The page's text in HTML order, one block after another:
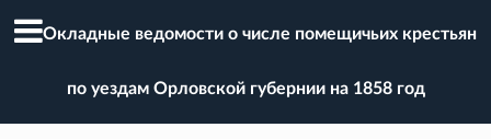
Окладные ведомости о числе помещичьих крестьян
по уездам Орловской губернии на 1858 год